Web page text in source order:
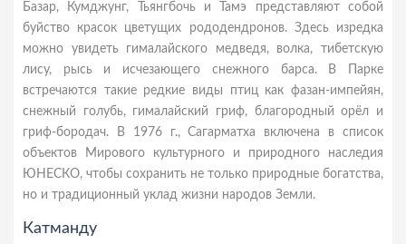
Базар, Кумджунг, Тьянгбочь и Тамэ представляют собой
буйство красок цветущих рододендронов. Здесь изредка
можно увидеть гималайского медведя, волка, тибетскую
лису, рысь и исчезающего снежного барса. В Парке
встречаются такие редкие виды птиц как фазан-импейян,
снежный голубь, гималайский гриф, благородный орёл и
гриф-бородач. В 1976 г., Сагарматха включена в список
объектов Мирового культурного и природного наследия
ЮНЕСКО, чтобы сохранить не только природные богатства,
но и традиционный уклад жизни народов Земли.
Катманду